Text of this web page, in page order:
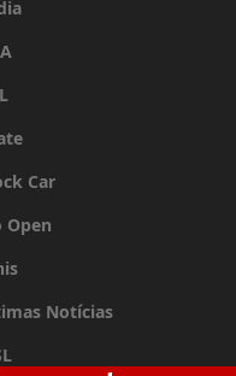
Car
Open
Notícias